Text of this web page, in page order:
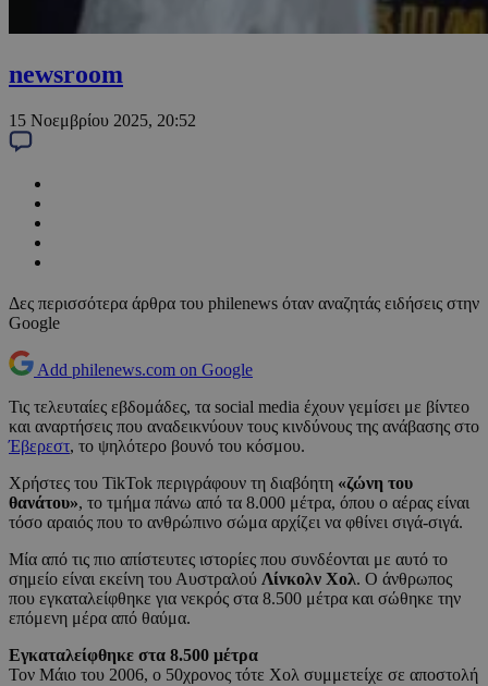
newsroom
15 Νοεμβρίου 2025, 20:52
Δες περισσότερα άρθρα του philenews όταν αναζητάς ειδήσεις στην
Google
Add philenews.com on Google
Τις τελευταίες εβδομάδες, τα social media έχουν γεμίσει με βίντεο
και αναρτήσεις που αναδεικνύουν τους κινδύνους της ανάβασης στο
Έβερεστ, το ψηλότερο βουνό του κόσμου.
Χρήστες του TikTok περιγράφουν τη διαβόητη «ζώνη του
θανάτου», το τμήμα πάνω από τα 8.000 μέτρα, όπου ο αέρας είναι
τόσο αραιός που το ανθρώπινο σώμα αρχίζει να φθίνει σιγά-σιγά.
Μία από τις πιο απίστευτες ιστορίες που συνδέονται με αυτό το
σημείο είναι εκείνη του Αυστραλού Λίνκολν Χολ. Ο άνθρωπος
που εγκαταλείφθηκε για νεκρός στα 8.500 μέτρα και σώθηκε την
επόμενη μέρα από θαύμα.
Εγκαταλείφθηκε στα 8.500 μέτρα
Τον Μάιο του 2006, ο 50χρονος τότε Χολ συμμετείχε σε αποστολή